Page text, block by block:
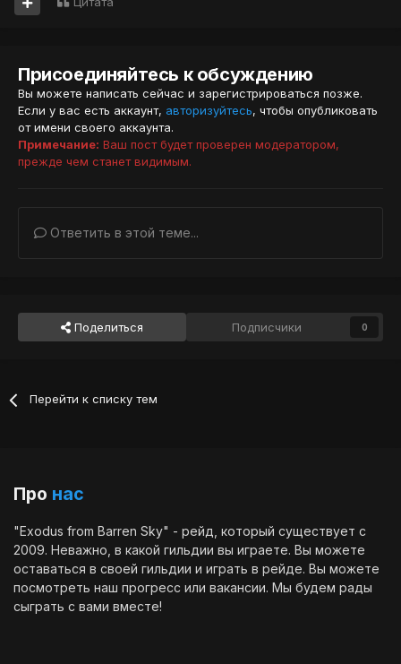
Присоединяйтесь к обсуждению
Вы можете написать сейчас и зарегистрироваться позже.
Если у вас есть аккаунт, авторизуйтесь, чтобы опубликовать
от имени своего аккаунта.
Примечание: Ваш пост будет проверен модератором,
прежде чем станет видимым.
Ответить в этой теме...
Поделиться Подписчики 0
Перейти к списку тем
Про нас
"Exodus from Barren Sky" - рейд, который существует с
2009. Неважно, в какой гильдии вы играете. Вы можете
оставаться в своей гильдии и играть в рейде. Вы можете
посмотреть наш прогресс или вакансии. Мы будем рады
сыграть с вами вместе!